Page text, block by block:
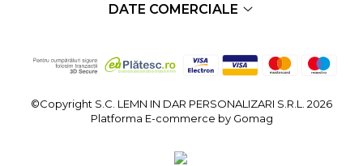
DATE COMERCIALE
©Copyright S.C. LEMN IN DAR PERSONALIZARI S.R.L. 2026
Platforma E-commerce by Gomag